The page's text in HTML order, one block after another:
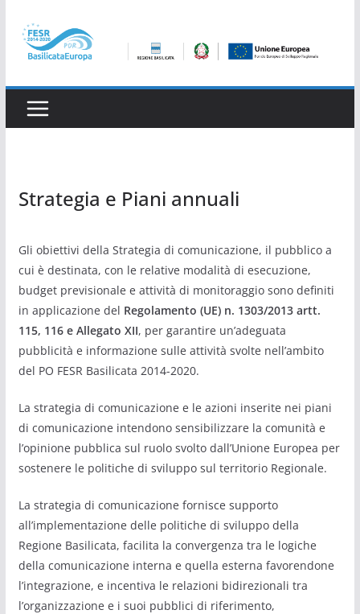
contenuto
Strategia e Piani annuali
Gli obiettivi della Strategia di comunicazione, il pubblico a
cui è destinata, con le relative modalità di esecuzione,
budget previsionale e attività di monitoraggio sono definiti
in applicazione del Regolamento (UE) n. 1303/2013 artt.
115, 116 e Allegato XII, per garantire un’adeguata
pubblicità e informazione sulle attività svolte nell’ambito
del PO FESR Basilicata 2014-2020.
La strategia di comunicazione e le azioni inserite nei piani
di comunicazione intendono sensibilizzare la comunità e
l’opinione pubblica sul ruolo svolto dall’Unione Europea per
sostenere le politiche di sviluppo sul territorio Regionale.
La strategia di comunicazione fornisce supporto
all’implementazione delle politiche di sviluppo della
Regione Basilicata, facilita la convergenza tra le logiche
della comunicazione interna e quella esterna favorendone
l’integrazione, e incentiva le relazioni bidirezionali tra
l’organizzazione e i suoi pubblici di riferimento,